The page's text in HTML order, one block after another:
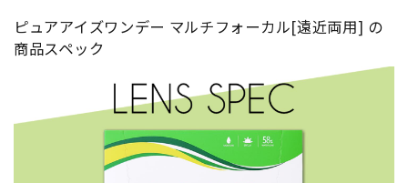
ピュアアイズワンデー マルチフォーカル[遠近両用] の
商品スペック